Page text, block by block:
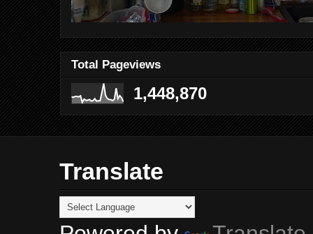
Total Pageviews
1,448,870
Translate